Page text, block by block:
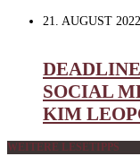
21. AUGUST 2022
SOCIAL
KIM
WEITERE LESETIPPS